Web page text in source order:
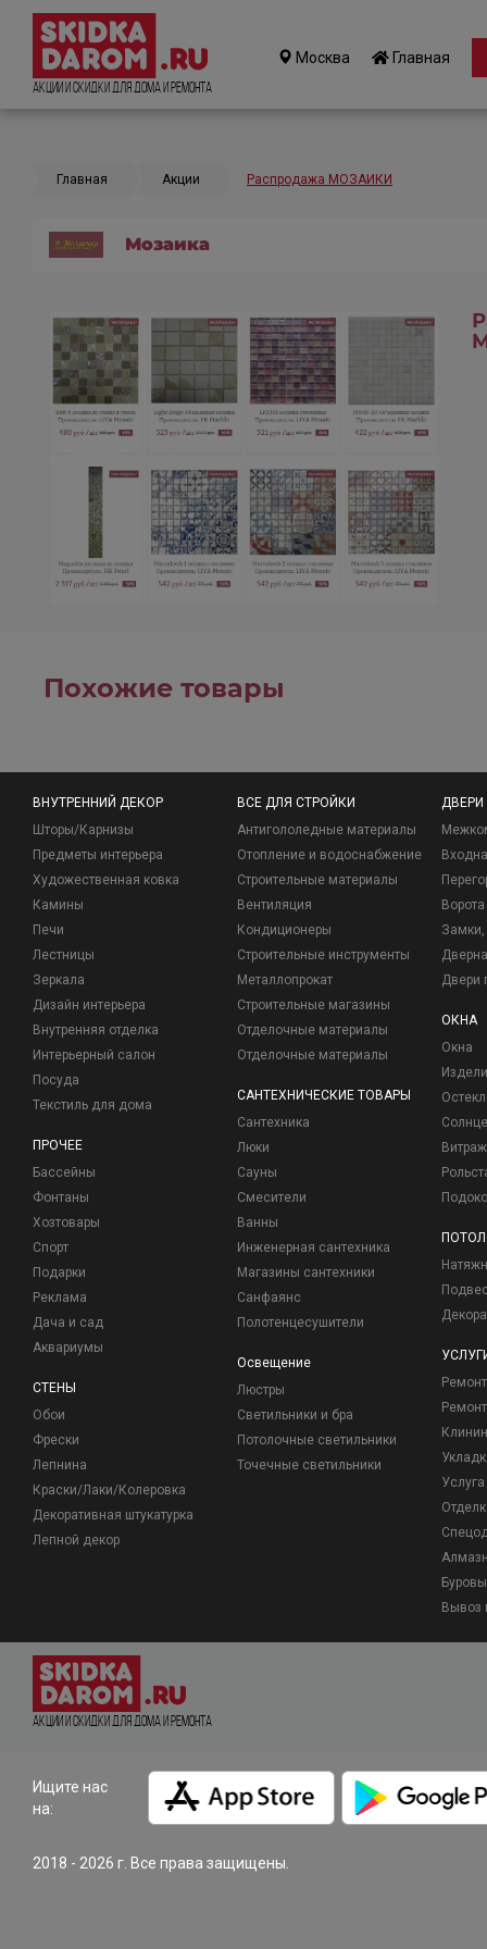
Акции и Скидки для дома и ремонта
Москва Главная
Главная Акции Распродажа МОЗАИКИ
Мозаика
Похожие товары
ВНУТРЕННИЙ ДЕКОР
Шторы/Карнизы
Предметы интерьера
Художественная ковка
Камины
Печи
Лестницы
Зеркала
Дизайн интерьера
Внутренняя отделка
Интерьерный салон
Посуда
Текстиль для дома
ПРОЧЕЕ
Бассейны
Фонтаны
Хозтовары
Спорт
Подарки
Реклама
Дача и сад
Аквариумы
СТЕНЫ
Обои
Фрески
Лепнина
Краски/Лаки/Колеровка
Декоративная штукатурка
Лепной декор
ВСЕ ДЛЯ СТРОЙКИ
Антигололедные материалы
Отопление и водоснабжение
Строительные материалы
Вентиляция
Кондиционеры
Строительные инструменты
Металлопрокат
Строительные магазины
Отделочные материалы
Отделочные материалы
САНТЕХНИЧЕСКИЕ ТОВАРЫ
Сантехника
Люки
Сауны
Смесители
Ванны
Инженерная сантехника
Магазины сантехники
Санфаянс
Полотенцесушители
Освещение
Люстры
Светильники и бра
Потолочные светильники
Точечные светильники
ДВЕРИ
Ворота
Замки,
Двери
ОКНА
Окна
Вывоз
Акции и Скидки для дома и ремонта
Ищите нас
на:
2018 - 2026 г. Все права защищены.